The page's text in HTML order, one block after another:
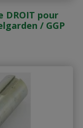
DROIT pour
/ GGP